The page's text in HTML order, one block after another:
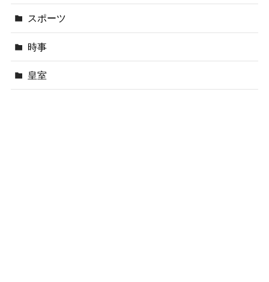
スポーツ
時事
皇室